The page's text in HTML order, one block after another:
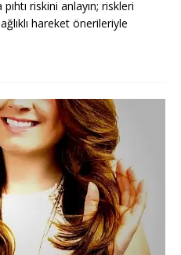
riskini anlayın; riskleri
hareket önerileriyle